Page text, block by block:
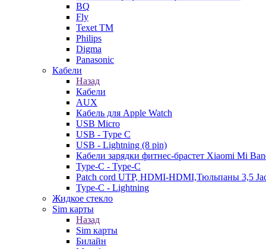
BQ
Fly
Texet TM
Philips
Digma
Panasonic
Кабели
Назад
Кабели
AUX
Кабель для Apple Watch
USB Micro
USB - Type C
USB - Lightning (8 pin)
Кабели зарядки фитнес-брастет Xiaomi Mi
Type-C - Type-C
Patch cord UTP, HDMI-HDMI,Тюльпаны 3,5
Type-C - Lightning
Жидкое стекло
Sim карты
Назад
Sim карты
Билайн